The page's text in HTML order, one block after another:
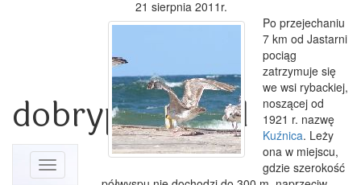
dobrypowiat.pl
Toggle
21 sierpnia 2011r.
Po przejechaniu
7 km od Jastarni
pociąg
zatrzymuje się
we wsi rybackiej,
noszącej od
1921 r. nazwę
Kuźnica. Leży
ona w miejscu,
gdzie szerokość